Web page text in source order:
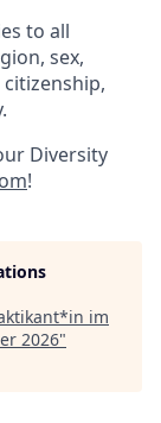
to all
sex,
Diversity
!
im
2026"